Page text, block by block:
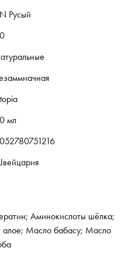
Русый
мл
Аминокислоты шёлка;
алое; Масло бабасу; Масло